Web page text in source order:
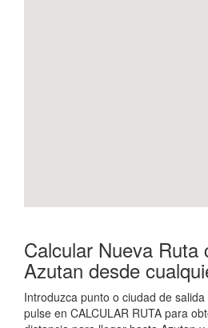
Calcular Nueva Ruta
Azutan desde
Introduzca punto o ciudad de
pulse en CALCULAR RUTA para